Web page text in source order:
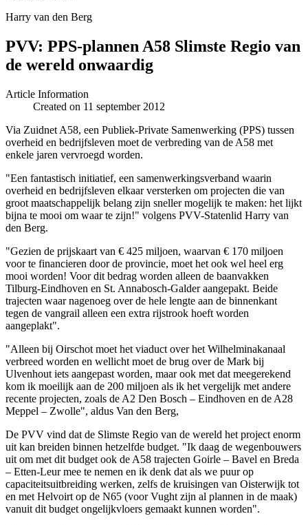
Harry van den Berg
PVV: PPS-plannen A58 Slimste Regio van
de wereld onwaardig
Article Information
Created on 11 september 2012
Via Zuidnet A58, een Publiek-Private Samenwerking (PPS) tussen
overheid en bedrijfsleven moet de verbreding van de A58 met
enkele jaren vervroegd worden.
"Een fantastisch initiatief, een samenwerkingsverband waarin
overheid en bedrijfsleven elkaar versterken om projecten die van
groot maatschappelijk belang zijn sneller mogelijk te maken: het lijkt
bijna te mooi om waar te zijn!" volgens PVV-Statenlid Harry van
den Berg.
"Gezien de prijskaart van € 425 miljoen, waarvan € 170 miljoen
voor te financieren door de provincie, moet het ook wel heel erg
mooi worden! Voor dit bedrag worden alleen de baanvakken
Tilburg-Eindhoven en St. Annabosch-Galder aangepakt. Beide
trajecten waar nagenoeg over de hele lengte aan de binnenkant
tegen de vangrail alleen een extra rijstrook hoeft worden
aangeplakt".
"Alleen bij Oirschot moet het viaduct over het Wilhelminakanaal
verbreed worden en wellicht moet de brug over de Mark bij
Ulvenhout iets aangepast worden, maar ook met dat meegerekend
kom ik moeilijk aan de 200 miljoen als ik het vergelijk met andere
recente projecten, zoals de A2 Den Bosch – Eindhoven en de A28
Meppel – Zwolle", aldus Van den Berg,
De PVV vind dat de Slimste Regio van de wereld het project enorm
uit kan breiden binnen hetzelfde budget. "Ik daag de wegenbouwers
uit om met dit budget ook de A58 trajecten Goirle – Bavel en Breda
– Etten-Leur mee te nemen en ik denk dat als we puur op
capaciteitsuitbreiding werken, zelfs de kruisingen van Oisterwijk tot
en met Helvoirt op de N65 (voor Vught zijn al plannen in de maak)
vanuit dit budget ongelijkvloers gemaakt kunnen worden".